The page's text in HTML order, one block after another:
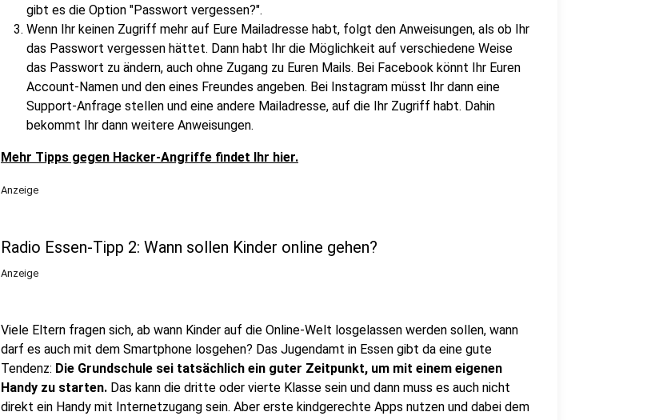
gibt es die Option "Passwort vergessen?".
Wenn Ihr keinen Zugriff mehr auf Eure Mailadresse habt, folgt den Anweisungen, als ob Ihr
das Passwort vergessen hättet. Dann habt Ihr die Möglichkeit auf verschiedene Weise
das Passwort zu ändern, auch ohne Zugang zu Euren Mails. Bei Facebook könnt Ihr Euren
Account-Namen und den eines Freundes angeben. Bei Instagram müsst Ihr dann eine
Support-Anfrage stellen und eine andere Mailadresse, auf die Ihr Zugriff habt. Dahin
bekommt Ihr dann weitere Anweisungen.
Mehr Tipps gegen Hacker-Angriffe findet Ihr hier.
Anzeige
Radio Essen-Tipp 2: Wann sollen Kinder online gehen?
Anzeige
Viele Eltern fragen sich, ab wann Kinder auf die Online-Welt losgelassen werden sollen, wann
darf es auch mit dem Smartphone losgehen? Das Jugendamt in Essen gibt da eine gute
Tendenz: Die Grundschule sei tatsächlich ein guter Zeitpunkt, um mit einem eigenen
Handy zu starten. Das kann die dritte oder vierte Klasse sein und dann muss es auch nicht
direkt ein Handy mit Internetzugang sein. Aber erste kindgerechte Apps nutzen und dabei dem